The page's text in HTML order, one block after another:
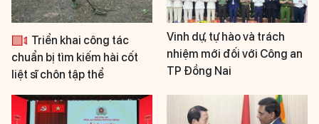
Triển khai công tác
chuẩn bị tìm kiếm hài cốt
liệt sĩ chôn tập thể
Vinh dự, tự hào và trách
nhiệm mới đối với Công an
TP Đồng Nai